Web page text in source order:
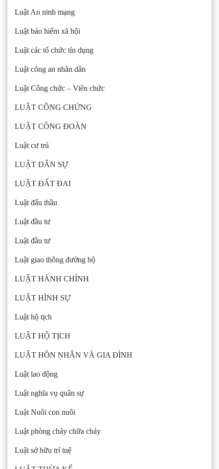
Luật An ninh mạng
Luật bảo hiểm xã hội
Luật các tổ chức tín dụng
Luật công an nhân dân
Luật Công chức – Viên chức
LUẬT CÔNG CHỨNG
LUẬT CÔNG ĐOÀN
Luật cư trú
LUẬT DÂN SỰ
LUẬT ĐẤT ĐAI
Luật đấu thầu
Luật đầu tư
Luật đầu tư
Luật giao thông đường bộ
LUẬT HÀNH CHÍNH
LUẬT HÌNH SỰ
Luật hộ tịch
LUẬT HỘ TỊCH
LUẬT HÔN NHÂN VÀ GIA ĐÌNH
Luật lao động
Luật nghĩa vụ quân sự
Luật Nuôi con nuôi
Luật phòng cháy chữa cháy
Luật sở hữu trí tuệ